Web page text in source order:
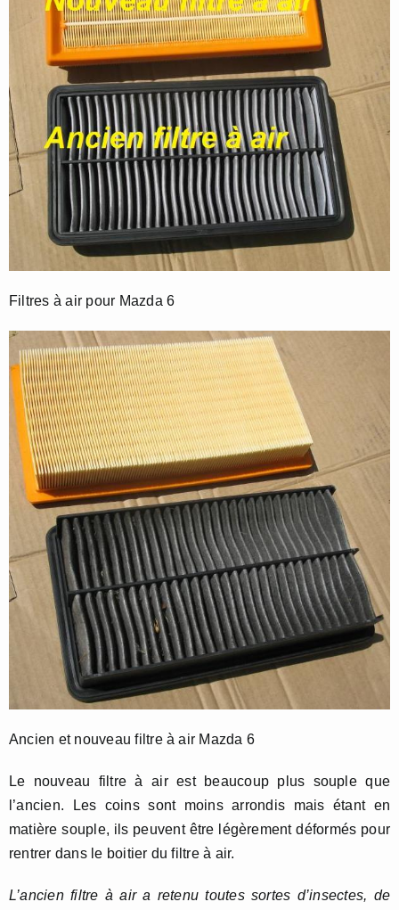
Filtres à air pour Mazda 6
Ancien et nouveau filtre à air Mazda 6
Le nouveau filtre à air est beaucoup plus souple que
l’ancien. Les coins sont moins arrondis mais étant en
matière souple, ils peuvent être légèrement déformés pour
rentrer dans le boitier du filtre à air.
L’ancien filtre à air a retenu toutes sortes d’insectes, de